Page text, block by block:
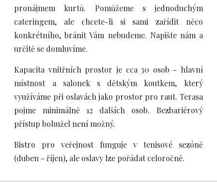
pronájmem kurtů. Pomůžeme s jednoduchým
cateringem, ale chcete-li si sami zařídit něco
konkrétního, bránit Vám nebudeme. Napište nám a
určitě se domluvíme.
Kapacita vnitřních prostor je cca 30 osob - hlavní
místnost a salonek s dětským koutkem, který
využíváme při oslavách jako prostor pro raut. Terasa
pojme minimálně 12 dalších osob. Bezbariérový
přístup bohužel není možný.
Bistro pro veřejnost funguje v tenisové sezóně
(duben - říjen), ale oslavy lze pořádat celoročně.